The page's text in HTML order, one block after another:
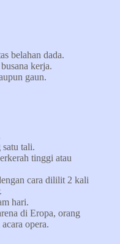
belahan dada.
kerja.
gaun.
tali.
tinggi atau
cara dililit 2 kali
hari.
di Eropa, orang
opera.